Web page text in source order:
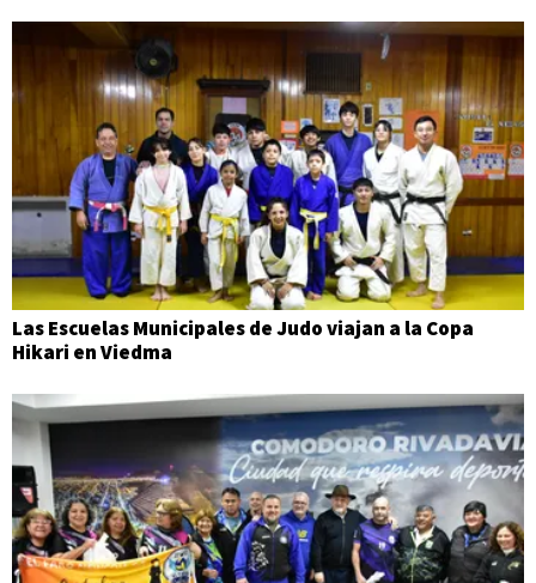
Las Escuelas Municipales de Judo viajan a la Copa
Hikari en Viedma